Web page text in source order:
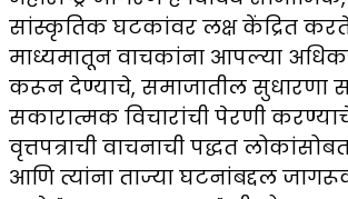
सांस्कृतिक घटकांवर लक्ष केंद्रित
माध्यमातून वाचकांना आपल्या
करून देण्याचे, समाजातील सुधारणा
सकारात्मक विचारांची पेरणी
वृत्तपत्राची वाचनाची पद्धत
आणि त्यांना ताज्या घटनांबद्दल